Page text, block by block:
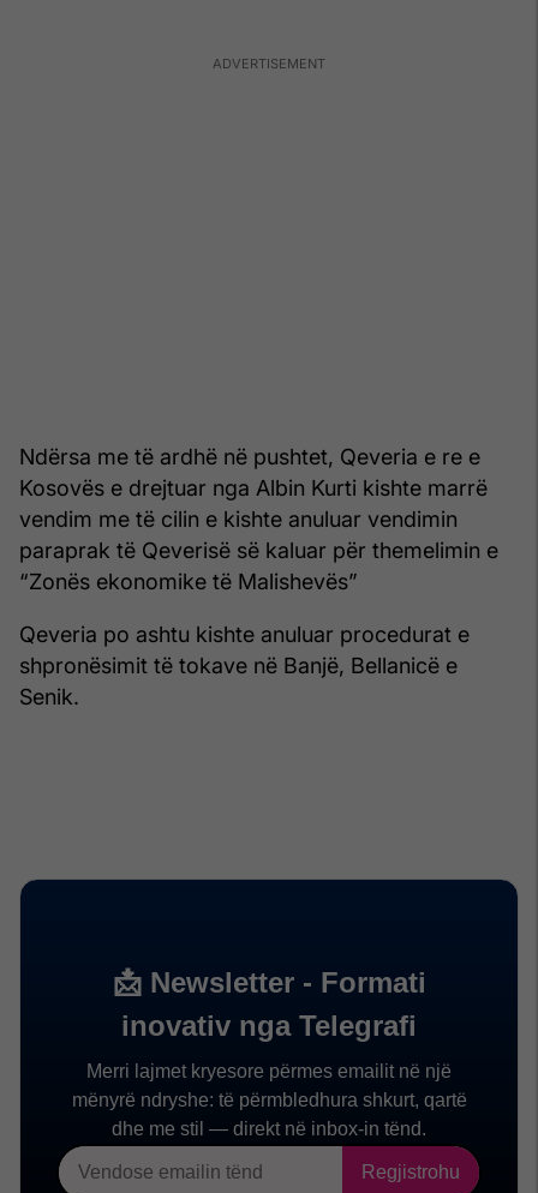
Ndërsa me të ardhë në pushtet, Qeveria e re e
Kosovës e drejtuar nga Albin Kurti kishte marrë
vendim me të cilin e kishte anuluar vendimin
paraprak të Qeverisë së kaluar për themelimin e
“Zonës ekonomike të Malishevës”
Qeveria po ashtu kishte anuluar procedurat e
shpronësimit të tokave në Banjë, Bellanicë e
Senik.